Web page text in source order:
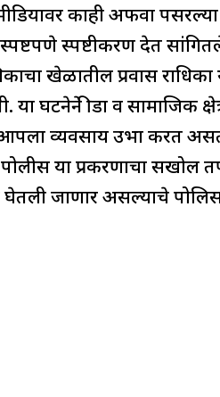
काही अफवा पसरल्या
स्पष्टीकरण देत
खेळातील प्रवास राधिका
घटनेने क्रीडा व सामाजिक
व्यवसाय उभा करत
या प्रकरणाचा सखोल
घेतली जाणार असल्याचे